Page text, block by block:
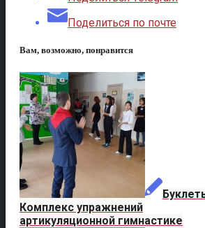
Поделиться по почте
Вам, возможно, понравится
Комплекс упражнений
артикуляционной гимнастике